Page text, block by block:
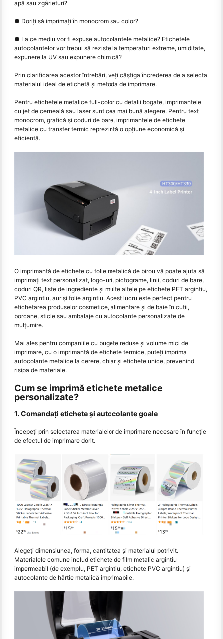
apă sau zgârieturi?
● Doriți să imprimați în monocrom sau color?
● La ce mediu vor fi expuse autocolantele metalice? Etichetele
autocolantelor vor trebui să reziste la temperaturi extreme, umiditate,
expunere la UV sau expunere chimică?
Prin clarificarea acestor întrebări, veți câștiga încrederea de a selecta
materialul ideal de etichetă și metoda de imprimare.
Pentru etichetele metalice full-color cu detalii bogate, imprimantele
cu jet de cerneală sau laser sunt cea mai bună alegere. Pentru text
monocrom, grafică și coduri de bare, imprimantele de etichete
metalice cu transfer termic reprezintă o opțiune economică și
eficientă.
O imprimantă de etichete cu folie metalică de birou vă poate ajuta să
imprimați text personalizat, logo-uri, pictograme, linii, coduri de bare,
coduri QR, liste de ingrediente și multe altele pe etichete PET argintiu,
PVC argintiu, aur și folie argintiu. Acest lucru este perfect pentru
etichetarea produselor cosmetice, alimentare și de baie în cutii,
borcane, sticle sau ambalaje cu autocolante personalizate de
mulțumire.
Mai ales pentru companiile cu bugete reduse și volume mici de
imprimare, cu o imprimantă de etichete termice, puteți imprima
autocolante metalice la cerere, chiar și etichete unice, prevenind
risipa de materiale.
Cum se imprimă etichete metalice
personalizate?
1. Comandați etichete și autocolante goale
Începeţi prin selectarea materialelor de imprimare necesare în funcţie
de efectul de imprimare dorit.
Alegeți dimensiunea, forma, cantitatea și materialul potrivit.
Materialele comune includ etichete de film metalic argintiu
impermeabil (de exemplu, PET argintiu, etichete PVC argintiu) și
autocolante de hârtie metalică imprimabile.